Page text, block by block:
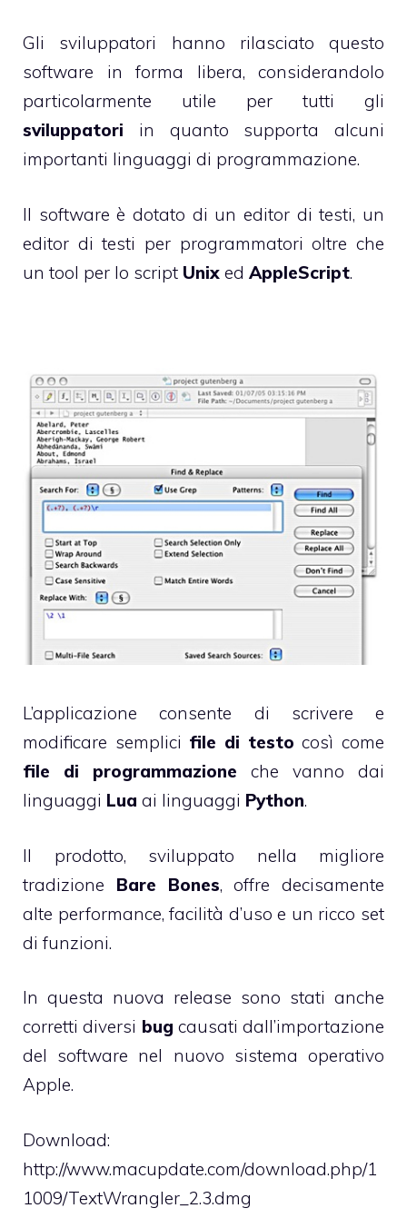
Gli sviluppatori hanno rilasciato questo
software in forma libera, considerandolo
particolarmente utile per tutti gli
sviluppatori in quanto supporta alcuni
importanti linguaggi di programmazione.
Il software è dotato di un editor di testi, un
editor di testi per programmatori oltre che
un tool per lo script Unix ed AppleScript.
L’applicazione consente di scrivere e
modificare semplici file di testo così come
file di programmazione che vanno dai
linguaggi Lua ai linguaggi Python.
Il prodotto, sviluppato nella migliore
tradizione Bare Bones, offre decisamente
alte performance, facilità d’uso e un ricco set
di funzioni.
In questa nuova release sono stati anche
corretti diversi bug causati dall’importazione
del software nel nuovo sistema operativo
Apple.
Download:
http://www.macupdate.com/download.php/1
1009/TextWrangler_2.3.dmg